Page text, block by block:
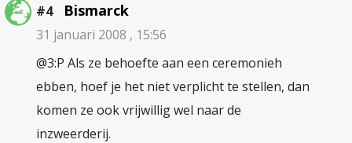
#4 Bismarck
31 januari 2008 , 15:56
@3:P Als ze behoefte aan een ceremonieh
ebben, hoef je het niet verplicht te stellen, dan
komen ze ook vrijwillig wel naar de
inzweerderij.